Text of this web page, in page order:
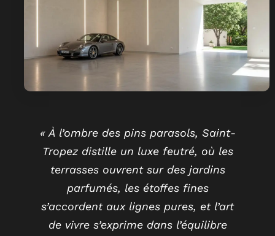
« À l’ombre des pins parasols, Saint-
Tropez distille un luxe feutré, où les
terrasses ouvrent sur des jardins
parfumés, les étoffes fines
s’accordent aux lignes pures, et l’art
de vivre s’exprime dans l’équilibre